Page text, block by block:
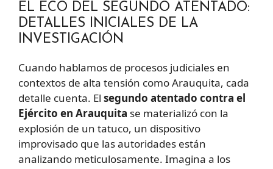
EL ECO DEL SEGUNDO ATENTADO:
DETALLES INICIALES DE LA
INVESTIGACIÓN
Cuando hablamos de procesos judiciales en
contextos de alta tensión como Arauquita, cada
detalle cuenta. El segundo atentado contra el
Ejército en Arauquita se materializó con la
explosión de un tatuco, un dispositivo
improvisado que las autoridades están
analizando meticulosamente. Imagina a los